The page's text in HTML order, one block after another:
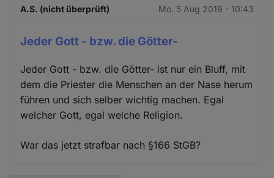
A.S. (nicht überprüft) Mo. 5 Aug 2019 - 10:43
Jeder Gott - bzw. die Götter-
Jeder Gott - bzw. die Götter- ist nur ein Bluff, mit
dem die Priester die Menschen an der Nase herum
führen und sich selber wichtig machen. Egal
welcher Gott, egal welche Religion.
War das jetzt strafbar nach §166 StGB?